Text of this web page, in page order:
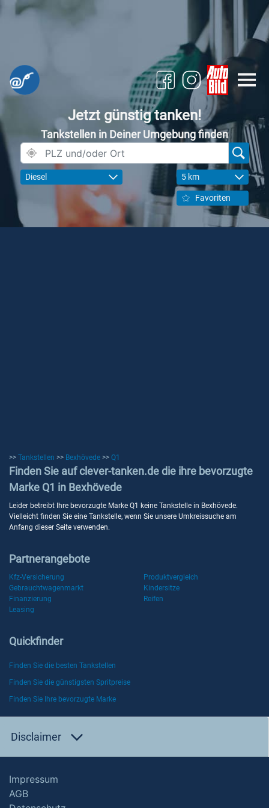
Jetzt günstig tanken!
Tankstellen in Deiner Umgebung finden
Diesel 5 km
Favoriten
>> Tankstellen >> Bexhövede >> Q1
Finden Sie auf clever-tanken.de die ihre bevorzugte
Marke Q1 in Bexhövede
Leider betreibt Ihre bevorzugte Marke Q1 keine Tankstelle in Bexhövede.
Vielleicht finden Sie eine Tankstelle, wenn Sie unsere Umkreissuche am
Anfang dieser Seite verwenden.
Partnerangebote
Kfz-Versicherung
Produktvergleich
Gebrauchtwagenmarkt
Kindersitze
Finanzierung
Reifen
Leasing
Quickfinder
Finden Sie die besten Tankstellen
Finden Sie die günstigsten Spritpreise
Finden Sie Ihre bevorzugte Marke
Disclaimer
Impressum
AGB